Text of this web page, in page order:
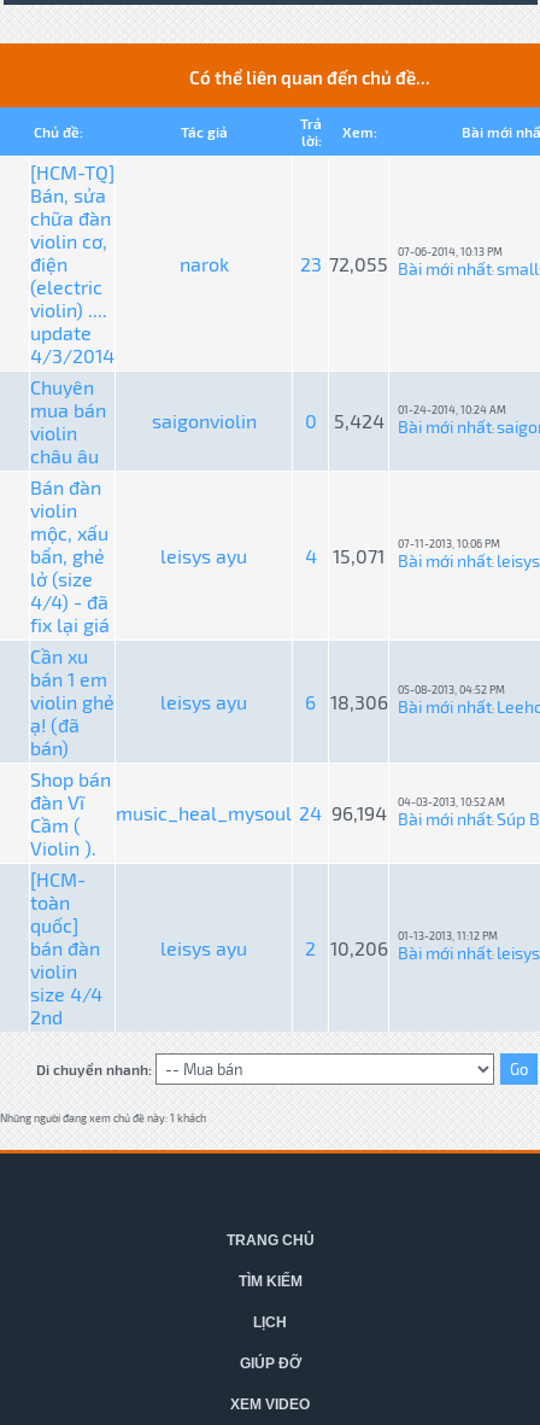
Có thể liên quan đến chủ đề...
Chủ đề: Tác giả
Trả
lời:
Xem: Bài mới
[HCM-TQ]
Bán, sửa
chữa đàn
violin cơ,
điện
(electric
violin) ....
update
4/3/2014
narok 23 72,055
07-06-2014, 10:13 PM
Bài mới nhất:
Chuyên
mua bán
violin
châu âu
saigonviolin 0 5,424 01-24-2014, 10:24 AM
Bài mới nhất:
Bán đàn
violin
mộc, xấu
bẩn, ghẻ
lở (size
4/4) - đã
fix lại giá
leisys ayu 4 15,071
07-11-2013, 10:06 PM
Bài mới nhất:
Cần xu
bán 1 em
violin ghẻ
ạ! (đã
bán)
leisys ayu 6 18,306
05-08-2013, 04:52 PM
Bài mới nhất:
Shop bán
đàn Vĩ
Cầm (
Violin ).
music_heal_mysoul 24 96,194 04-03-2013, 10:52 AM
Bài mới nhất:Súp
[HCM-
toàn
quốc]
bán đàn
violin
size 4/4
2nd
leisys ayu 2 10,206
01-13-2013, 11:12 PM
Bài mới nhất:
Di chuyển nhanh:
Những người đang xem chủ đề này: 1 khách
TRANG CHỦ
TÌM KIẾM
LỊCH
GIÚP ĐỠ
XEM VIDEO